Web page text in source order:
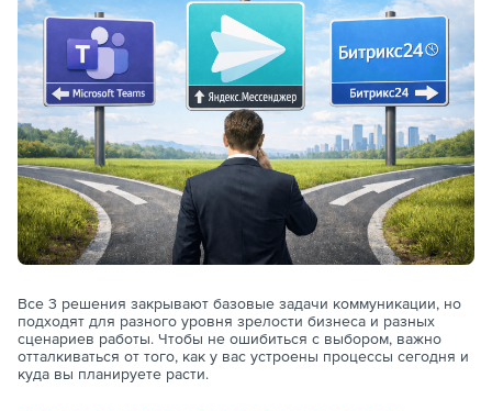
Все 3 решения закрывают базовые задачи коммуникации, но
подходят для разного уровня зрелости бизнеса и разных
сценариев работы. Чтобы не ошибиться с выбором, важно
отталкиваться от того, как у вас устроены процессы сегодня и
куда вы планируете расти.